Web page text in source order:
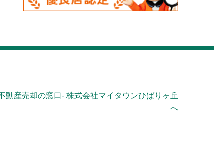
動産売却の窓口- 株式会社マイタウンひばりヶ丘
へ